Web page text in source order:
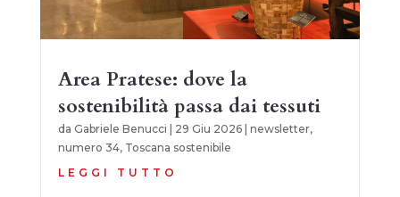
Area Pratese: dove la
sostenibilità passa dai tessuti
da Gabriele Benucci 29 Giu 2026| newsletter,
numero 34, Toscana sostenibile
LEGGI TUTTO